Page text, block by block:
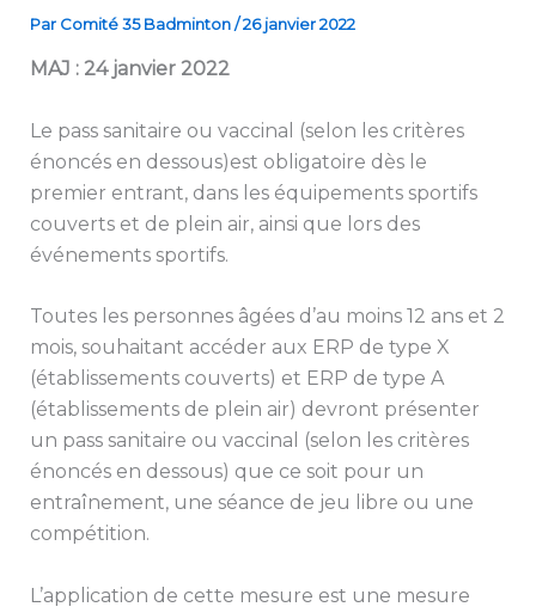
Par Comité 35 Badminton/26 janvier 2022
MAJ : 24 janvier 2022
Le pass sanitaire ou vaccinal (selon les critères
énoncés en dessous)est obligatoire dès le
premier entrant, dans les équipements sportifs
couverts et de plein air, ainsi que lors des
événements sportifs.
Toutes les personnes âgées d’au moins 12 ans et 2
mois, souhaitant accéder aux ERP de type X
(établissements couverts) et ERP de type A
(établissements de plein air) devront présenter
un pass sanitaire ou vaccinal (selon les critères
énoncés en dessous) que ce soit pour un
entraînement, une séance de jeu libre ou une
compétition.
L’application de cette mesure est une mesure